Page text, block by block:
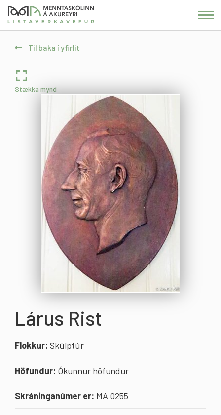
Fara
í
Til baka í yfirlit
Stækka mynd
Lárus Rist
Flokkur: Skúlptúr
Höfundur: Ókunnur höfundur
Skráninganúmer er: MA 0255